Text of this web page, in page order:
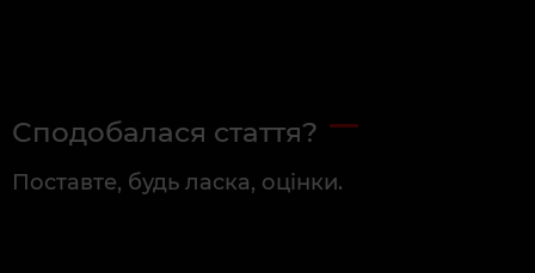
Сподобалася стаття?
Поставте, будь ласка, оцінки.